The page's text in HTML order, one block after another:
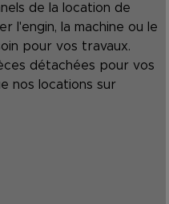
de la location de
l'engin, la machine ou le
pour vos travaux.
détachées pour vos
nos locations sur